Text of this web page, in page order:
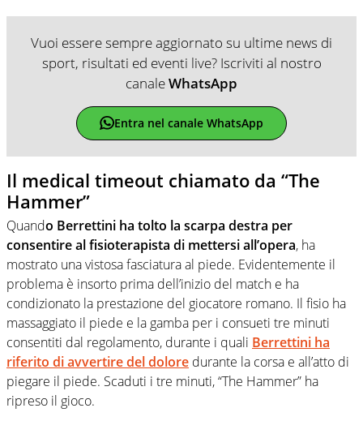
Vuoi essere sempre aggiornato su ultime news di
sport, risultati ed eventi live? Iscriviti al nostro
canaleWhatsApp
Entra nel canale WhatsApp
Il medical timeout chiamato da “The
Hammer”
Quando Berrettini ha tolto la scarpa destra per
consentire al fisioterapista di mettersi all’opera, ha
mostrato una vistosa fasciatura al piede. Evidentemente il
problema è insorto prima dell’inizio del match e ha
condizionato la prestazione del giocatore romano. Il fisio ha
massaggiato il piede e la gamba per i consueti tre minuti
consentiti dal regolamento, durante i quali Berrettini ha
riferito di avvertire del dolore durante la corsa e all’atto di
piegare il piede. Scaduti i tre minuti, “The Hammer” ha
ripreso il gioco.